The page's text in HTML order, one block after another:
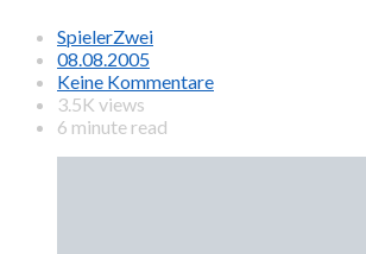
SpielerZwei
08.08.2005
Keine Kommentare
3.5K views
6 minute read